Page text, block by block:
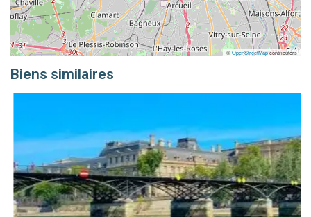
©OpenStreetMapcontributors
Biens similaires